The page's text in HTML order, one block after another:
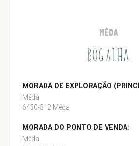
MÊDA
BOGALHA
MORADA DE EXPLORAÇÃO
Mêda
6430-312 Mêda
MORADA DO PONTO DE VENDA:
Mêda